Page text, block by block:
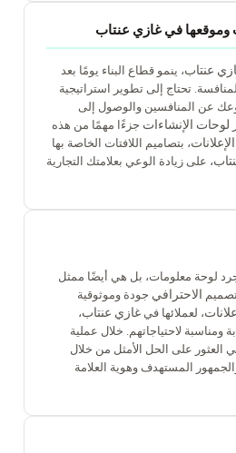
وموقعها في غازي عنتاب
عنتاب، ينمو قطاع البناء يومًا بعد
تحتاج إلى تطوير استراتيجية
عن المنافسين والوصول إلى
لوحات الإنشاءات جزءًا مهمًا من هذه
، بتصاميم اللافتات الخاصة بها
، على زيادة الوعي بعلامتك التجارية
لوحة معلومات، بل هي أيضًا ممثل
الاحترافي جودة وموثوقية
، لعملائها في غازي عنتاب،
ومناسبة لاحتياجاتهم. خلال عملية
العثور على الحل الأمثل من خلال
المستهدف وهوية العلامة